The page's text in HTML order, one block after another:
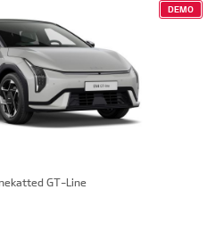
DEMO
GT-Line